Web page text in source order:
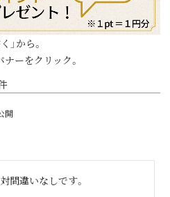
」から。
ーをクリック。
開
間違いなしです。